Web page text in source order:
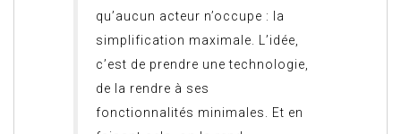
qu’aucun acteur n’occupe : la
simplification maximale. L’idée,
c’est de prendre une technologie,
de la rendre à ses
fonctionnalités minimales. Et en